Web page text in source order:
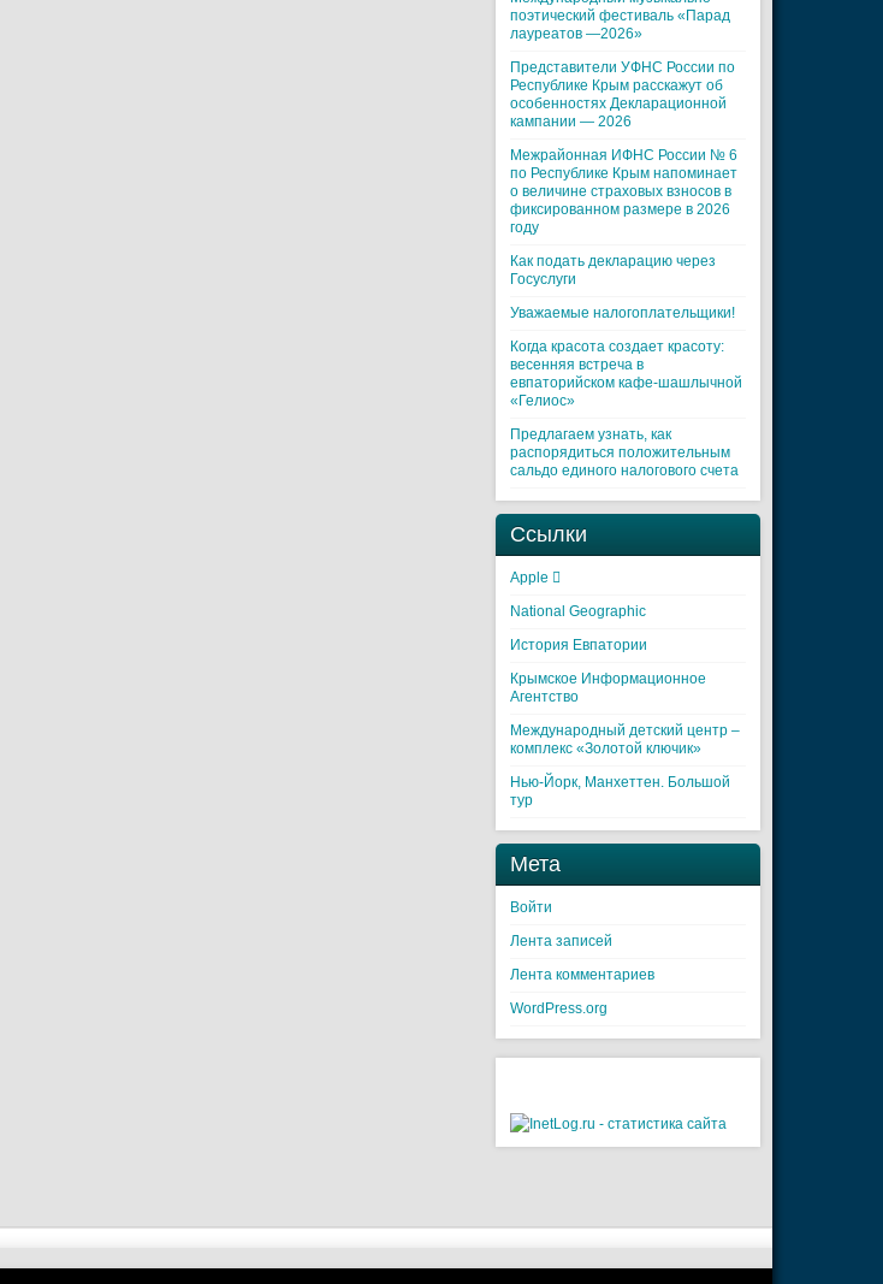
поэтический фестиваль «Парад
лауреатов —2026»
Представители УФНС России по
Республике Крым расскажут об
особенностях Декларационной
кампании — 2026
Межрайонная ИФНС России № 6
по Республике Крым напоминает
о величине страховых взносов в
фиксированном размере в 2026
году
Как подать декларацию через
Госуслуги
Уважаемые налогоплательщики!
Когда красота создает красоту:
весенняя встреча в
евпаторийском кафе-шашлычной
«Гелиос»
Предлагаем узнать, как
распорядиться положительным
сальдо единого налогового счета
Ссылки
Apple 
National Geographic
История Евпатории
Крымское Информационное
Агентство
Международный детский центр –
комплекс «Золотой ключик»
Нью-Йорк, Манхеттен. Большой
тур
Мета
Войти
Лента записей
Лента комментариев
WordPress.org